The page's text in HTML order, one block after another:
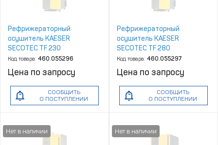
Рефрижераторный
осушитель KAESER
SECOTEC TF 230
Код товара: 460.055296
Цена по запросу
СООБЩИТЬ
О ПОСТУПЛЕНИИ
Рефрижераторный
осушитель KAESER
SECOTEC TF 280
Код товара: 460.055297
Цена по запросу
СООБЩИТЬ
О ПОСТУПЛЕНИИ